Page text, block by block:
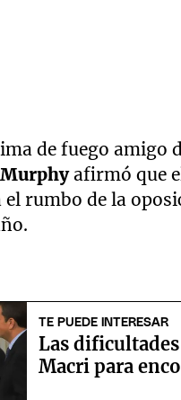
de fuego amigo
Murphyafirmó que
rumbo de la
TE PUEDE INTERESAR
Las
Macri para